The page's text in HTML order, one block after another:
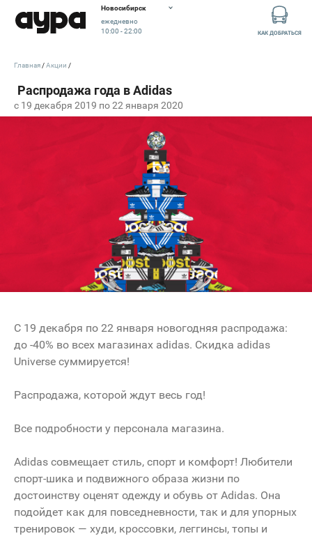
Новосибирск
ежедневно
10:00 - 22:00
КАК ДОБРАТЬСЯ
c 19 декабря 2019 по 22 января 2020
Главная Акции
C 19 декабря по 22 января новогодняя распродажа:
до -40% во всех магазинах adidas. Скидка adidas
Universe суммируется!
Распродажа, которой ждут весь год!
Все подробности у персонала магазина.
Adidas совмещает стиль, спорт и комфорт! Любители
спорт-шика и подвижного образа жизни по
достоинству оценят одежду и обувь от Adidas. Она
подойдет как для повседневности, так и для упорных
тренировок — худи, кроссовки, леггинсы, топы и